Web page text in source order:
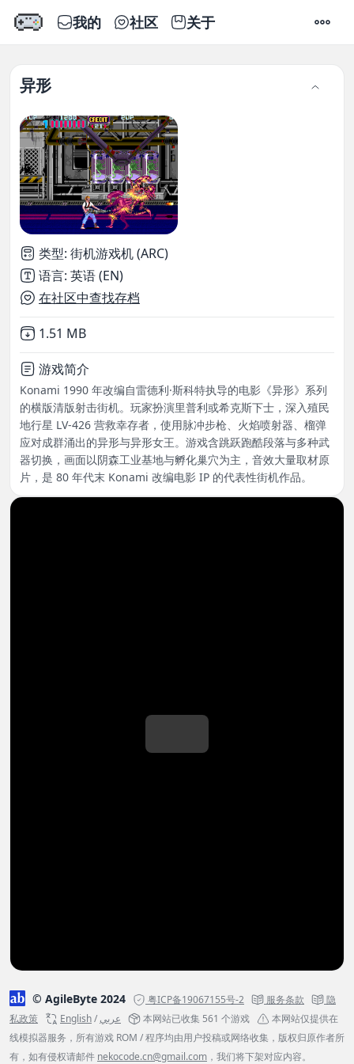
我的 社区 关于 设置
异形
类型: 街机游戏机 (ARC)
语言: 英语 (EN)
在社区中查找存档
Not downloaded
1.51 MB
游戏简介
Konami 1990 年改编自雷德利·斯科特执导的电影《异形》系列
的横版清版射击街机。玩家扮演里普利或希克斯下士，深入殖民
地行星 LV-426 营救幸存者，使用脉冲步枪、火焰喷射器、榴弹
应对成群涌出的异形与异形女王。游戏含跳跃跑酷段落与多种武
器切换，画面以阴森工业基地与孵化巢穴为主，音效大量取材原
片，是 80 年代末 Konami 改编电影 IP 的代表性街机作品。
© AgileByte 2024 粤ICP备19067155号-2 服务条款
隐
私政策
English/عربي 本网站已收集 561 个游戏
本网站仅提供在
线模拟器服务，所有游戏 ROM / 程序均由用户投稿或网络收集，版权归原作者所
有，如有侵权请邮件 nekocode.cn@gmail.com ，我们将下架对应内容。